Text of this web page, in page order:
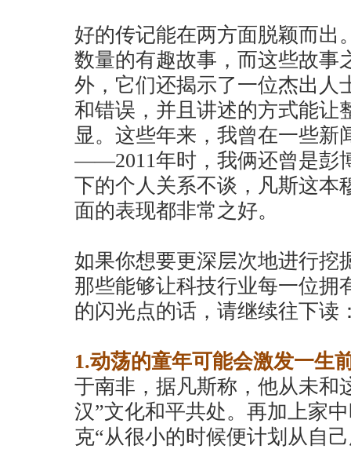
好的传记能在两方面脱颖而出
数量的有趣故事，而这些故事
外，它们还揭示了一位杰出人
和错误，并且讲述的方式能让
显。这些年来，我曾在一些新
——2011年时，我俩还曾是彭
下的个人关系不谈，凡斯这本
面的表现都非常之好。
如果你想要更深层次地进行
那些能够让科技行业每一位拥
的闪光点的话，请继续往下读
1.动荡的童年可能会激发一生
于南非，据凡斯称，他从未和
汉”文化和平共处。再加上家
克“从很小的时候便计划从自